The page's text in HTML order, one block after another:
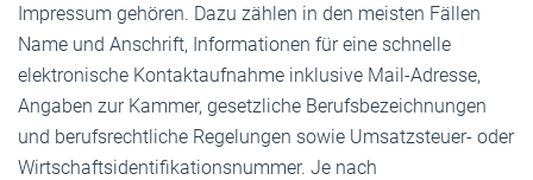
Impressum gehören. Dazu zählen in den meisten Fällen
Name und Anschrift, Informationen für eine schnelle
elektronische Kontaktaufnahme inklusive Mail-Adresse,
Angaben zur Kammer, gesetzliche Berufsbezeichnungen
und berufsrechtliche Regelungen sowie Umsatzsteuer- oder
Wirtschaftsidentifikationsnummer. Je nach